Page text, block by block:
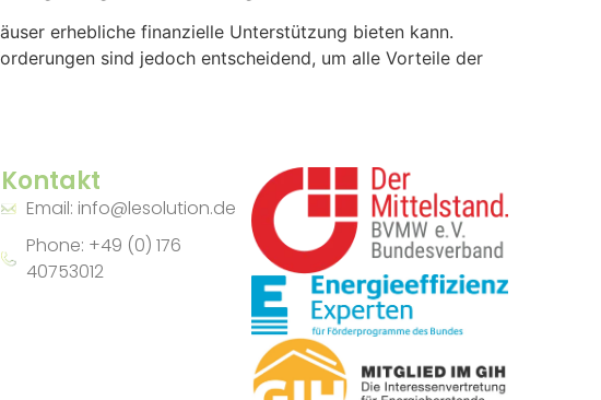
erhebliche finanzielle Unterstützung bieten kann.
sind jedoch entscheidend, um alle Vorteile der
Kontakt
Email: info@lesolution.de
Phone: +49 (0) 176
40753012